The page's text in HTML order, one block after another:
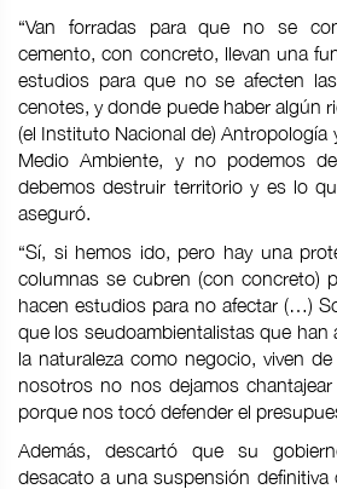
“Van forradas para que no se
cemento, con concreto, llevan una
estudios para que no se afecten
cenotes, y donde puede haber algún
(el Instituto Nacional de) Antropología
Medio Ambiente, y no podemos
debemos destruir territorio y es lo
aseguró.
“Sí, si hemos ido, pero hay una
columnas se cubren (con concreto)
hacen estudios para no afectar (…)
que los seudoambientalistas que han
la naturaleza como negocio, viven
nosotros no nos dejamos
porque nos tocó defender el
Además, descartó que su
desacato a una suspensión definitiva